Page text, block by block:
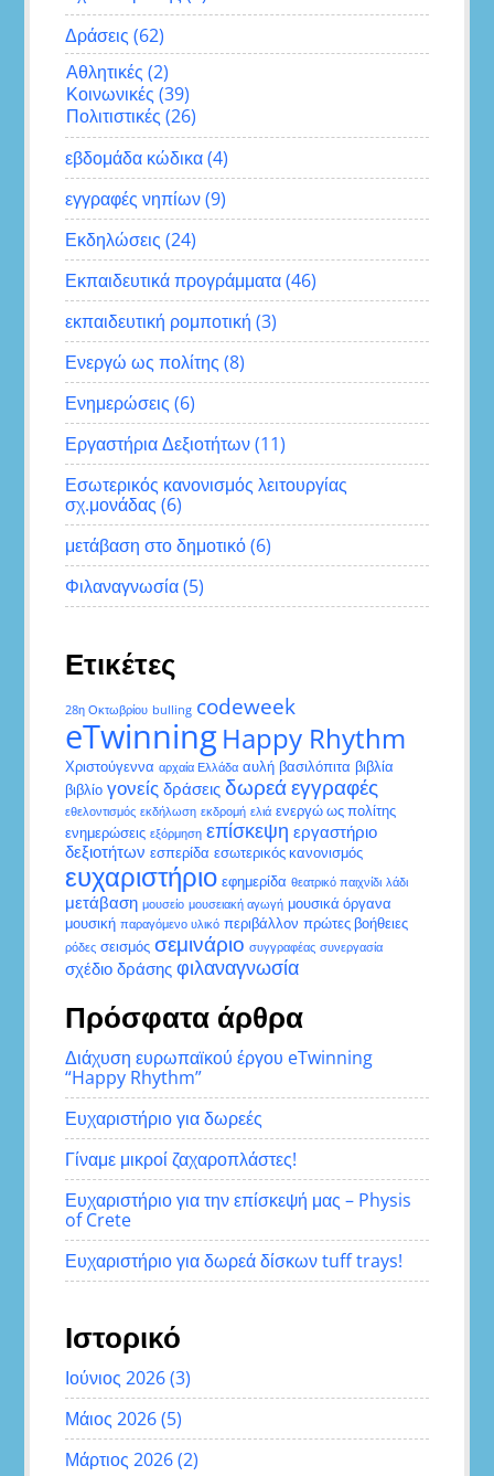
Δράσεις (62)
Αθλητικές (2)
Κοινωνικές (39)
Πολιτιστικές (26)
εβδομάδα κώδικα(4)
εγγραφές νηπίων(9)
Εκδηλώσεις (24)
Εκπαιδευτικά προγράμματα(46)
εκπαιδευτική ρομποτική (3)
Ενεργώ ως πολίτης (8)
Ενημερώσεις (6)
Εργαστήρια Δεξιοτήτων(11)
Εσωτερικός κανονισμός λειτουργίας
σχ.μονάδας (6)
μετάβαση στο δημοτικό(6)
Φιλαναγνωσία(5)
Ετικέτες
28η Οκτωβρίου bulling codeweek
eTwinningHappy Rhythm
Χριστούγεννα αρχαία Ελλάδα αυλή βασιλόπιτα βιβλία
βιβλίο γονείς δράσεις δωρεάεγγραφές
εθελοντισμός εκδήλωση εκδρομή ελιά ενεργώ ως πολίτης
ενημερώσεις εξόρμηση επίσκεψη εργαστήριο
δεξιοτήτων εσπερίδα εσωτερικός κανονισμός
ευχαριστήριο εφημερίδα θεατρικό παιχνίδι λάδι
μετάβαση μουσείο μουσειακή αγωγή μουσικά όργανα
μουσική παραγόμενο υλικό περιβάλλον πρώτες βοήθειες
ρόδες σεισμός σεμινάριο συγγραφέας συνεργασία
σχέδιο δράσης φιλαναγνωσία
Πρόσφατα άρθρα
Διάχυση ευρωπαϊκού έργου eTwinning
“Happy Rhythm”
Ευχαριστήριο για δωρεές
Γίναμε μικροί ζαχαροπλάστες!
Ευχαριστήριο για την επίσκεψή μας – Physis
of Crete
Ευχαριστήριο για δωρεά δίσκων tuff trays!
Ιστορικό
Ιούνιος 2026(3)
Μάιος 2026(5)
Μάρτιος 2026(2)